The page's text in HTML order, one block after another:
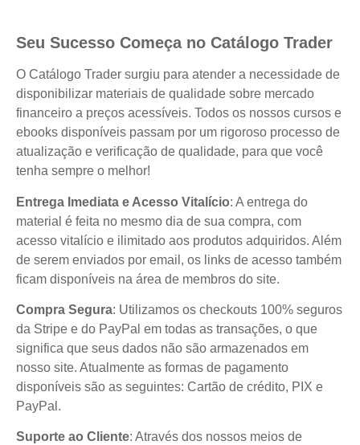
Seu Sucesso Começa no Catálogo Trader
O Catálogo Trader surgiu para atender a necessidade de
disponibilizar materiais de qualidade sobre mercado
financeiro a preços acessíveis. Todos os nossos cursos e
ebooks disponíveis passam por um rigoroso processo de
atualização e verificação de qualidade, para que você
tenha sempre o melhor!
Entrega Imediata e Acesso Vitalício: A entrega do
material é feita no mesmo dia de sua compra, com
acesso vitalício e ilimitado aos produtos adquiridos. Além
de serem enviados por email, os links de acesso também
ficam disponíveis na área de membros do site.
Compra Segura: Utilizamos os checkouts 100% seguros
da Stripe e do PayPal em todas as transações, o que
significa que seus dados não são armazenados em
nosso site. Atualmente as formas de pagamento
disponíveis são as seguintes: Cartão de crédito, PIX e
PayPal.
Suporte ao Cliente: Através dos nossos meios de